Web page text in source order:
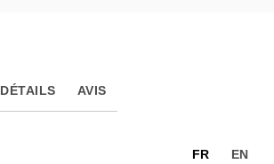
DÉTAILS AVIS
FR EN